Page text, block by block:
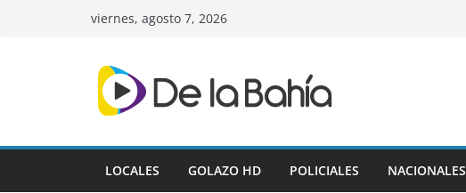
viernes, agosto 7, 2026
LOCALES GOLAZO HD POLICIALES NACIONALES